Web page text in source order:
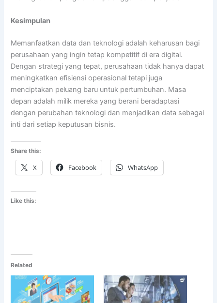
Kesimpulan
Memanfaatkan data dan teknologi adalah keharusan bagi
perusahaan yang ingin tetap kompetitif di era digital.
Dengan strategi yang tepat, perusahaan tidak hanya dapat
meningkatkan efisiensi operasional tetapi juga
menciptakan peluang baru untuk pertumbuhan. Masa
depan adalah milik mereka yang berani beradaptasi
dengan perubahan teknologi dan menjadikan data sebagai
inti dari setiap keputusan bisnis.
Share this:
X Facebook WhatsApp
Like this:
Related